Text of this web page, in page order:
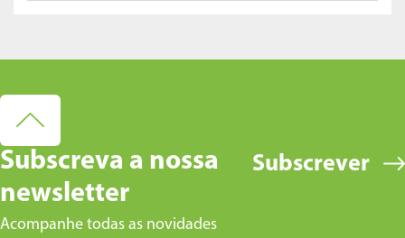
Subscreva a nossa
newsletter
Acompanhe todas as novidades
Subscrever